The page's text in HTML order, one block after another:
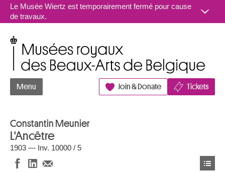
Aller au contenu
Le Musée Wiertz est temporairement fermé pour cause
de travaux.
Menu Join & Donate Tickets
Constantin Meunier
L'Ancêtre
1903 — Inv. 10000 / 5